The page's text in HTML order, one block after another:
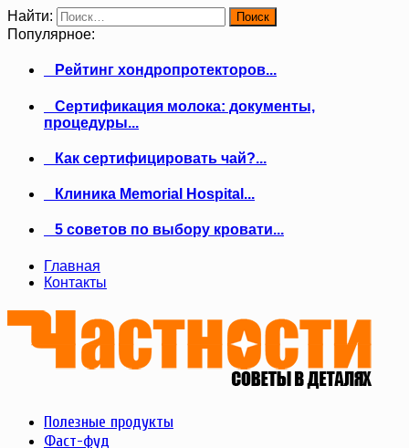
Найти:
Популярное:
Рейтинг хондропротекторов...
Сертификация молока: документы,
процедуры...
Как сертифицировать чай?...
Клиника Memorial Hospital...
5 советов по выбору кровати...
Главная
Контакты
Полезные продукты
Фаст-фуд